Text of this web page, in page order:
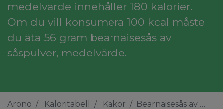
medelvärde innehåller 180 kalorier.
Om du vill konsumera 100 kcal måste
du äta 56 gram bearnaisesås av
såspulver, medelvärde.
Arono Kaloritabell Kakor Bearnaisesås av såspulver, medelvärde